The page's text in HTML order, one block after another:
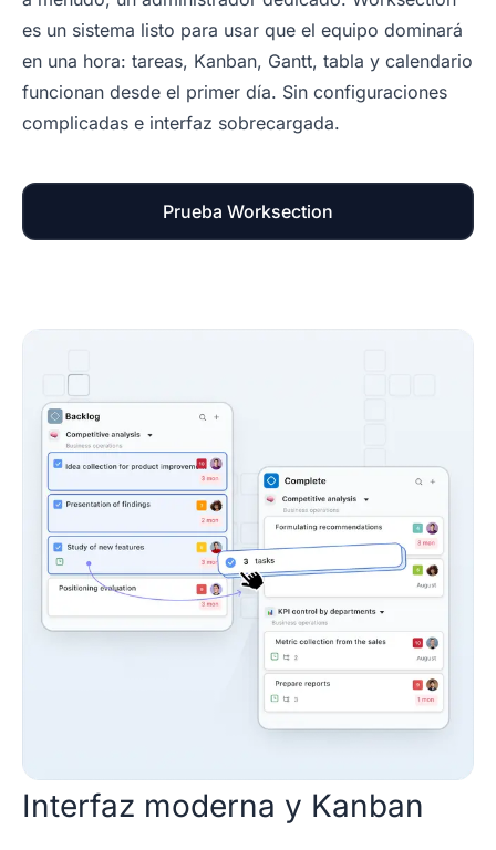
es un sistema listo para usar que el equipo dominará
en una hora: tareas, Kanban, Gantt, tabla y calendario
funcionan desde el primer día. Sin configuraciones
complicadas e interfaz sobrecargada.
Prueba Worksection
Interfaz moderna y Kanban